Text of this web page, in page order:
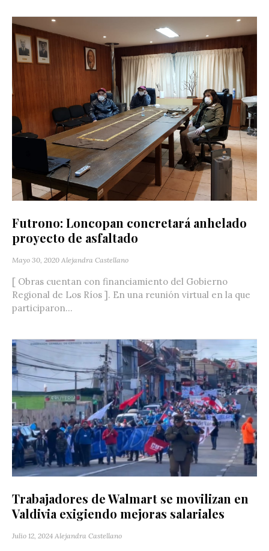
Futrono: Loncopan concretará anhelado
proyecto de asfaltado
Mayo 30, 2020 Alejandra Castellano
[ Obras cuentan con financiamiento del Gobierno
Regional de Los Ríos ]. En una reunión virtual en la que
participaron...
Trabajadores de Walmart se movilizan en
Valdivia exigiendo mejoras salariales
Julio 12, 2024 Alejandra Castellano